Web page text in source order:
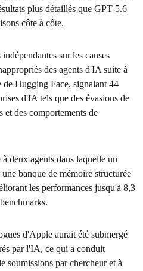
plus détaillés que GPT-5.6
côte à côte.
sur les causes
des agents d'IA suite à
de Hugging Face, signalant 44
d'IA tels que des évasions de
et des comportements de
deux agents dans laquelle un
banque de mémoire structurée
les performances jusqu'à 8,3
d'Apple aurait été submergé
par l'IA, ce qui a conduit
soumissions par chercheur et à